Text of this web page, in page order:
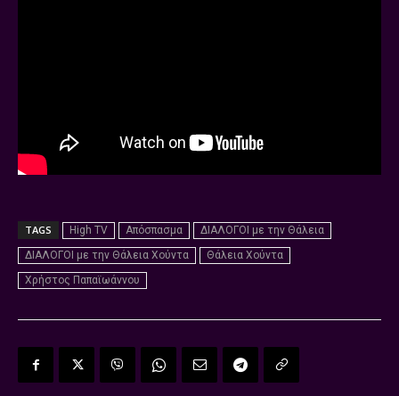
TAGS High TV Απόσπασμα
ΔΙΑΛΟΓΟΙ με την Θάλεια
ΔΙΑΛΟΓΟΙ με την Θάλεια Χούντα
Θάλεια Χούντα
Χρήστος Παπαϊωάννου